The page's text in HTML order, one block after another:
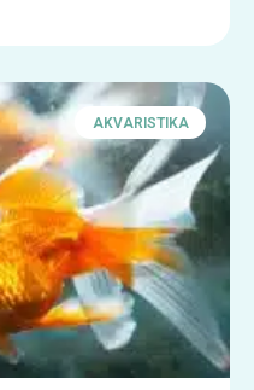
AKVARISTIKA